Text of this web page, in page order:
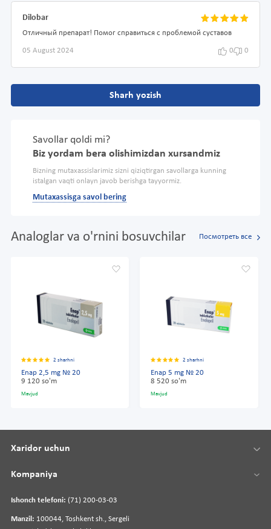
Dilobar
Отличный препарат! Помог справиться с проблемой суставов
05 August 2024 0 0
Sharh yozish
Savollar qoldi mi?
Biz yordam bera olishimizdan xursandmiz
Bizning mutaxassislarimiz sizni qiziqtirgan savollarga kunning
istalgan vaqti onlayn javob berishga tayyormiz.
Mutaxassisga savol bering
Analoglar va o'rnini bosuvchilar Посмотреть все
2 sharhni
Enap 2,5 mg № 20
9 120 so'm
Mavjud
2 sharhni
Enap 5 mg № 20
8 520 so'm
Mavjud
Ishonch telefoni: (71) 200-03-03
Manzil: 100044, Toshkent sh., Sergeli
Xaridor uchun
Kompaniya